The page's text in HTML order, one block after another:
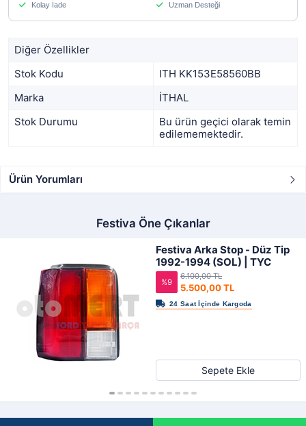
Kolay İade Uzman Desteği
Diğer Özellikler
Stok Kodu
ITH KK153E58560BB
Marka
İTHAL
Stok Durumu
Bu ürün geçici olarak temin
edilememektedir.
Ürün Yorumları
Festiva Öne Çıkanlar
Festiva Arka Stop - Düz Tip
1992-1994 (SOL) | TYC
%9 5.500,00 TL
6.100,00 TL
Sepete Ekle